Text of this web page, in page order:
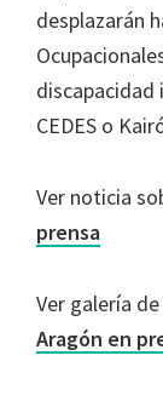
desplazarán
CEDES o
Ver noticia
prensa
Ver galería
Aragón en